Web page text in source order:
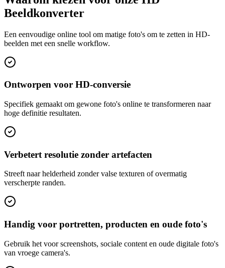
Beeldkonverter
Een eenvoudige online tool om matige foto's om te zetten in HD-
beelden met een snelle workflow.
Ontworpen voor HD-conversie
Specifiek gemaakt om gewone foto's online te transformeren naar
hoge definitie resultaten.
Verbetert resolutie zonder artefacten
Streeft naar helderheid zonder valse texturen of overmatig
verscherpte randen.
Handig voor portretten, producten en oude foto's
Gebruik het voor screenshots, sociale content en oude digitale foto's
van vroege camera's.